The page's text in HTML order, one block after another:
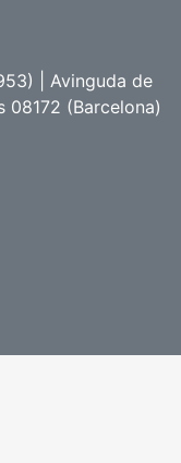
| Avinguda de
08172 (Barcelona)